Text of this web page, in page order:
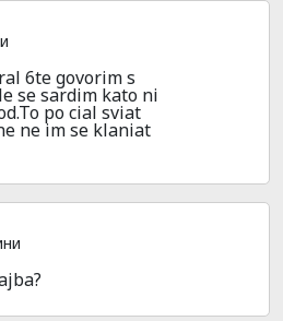
6te govorim s
se sardim kato ni
po cial sviat
ne im se klaniat